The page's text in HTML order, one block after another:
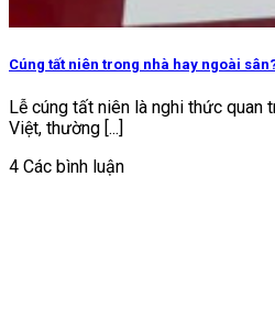
Cúng tất niên trong nhà hay ngoài
Lễ cúng tất niên là nghi thức quan
Việt, thường [...]
4 Các bình luận